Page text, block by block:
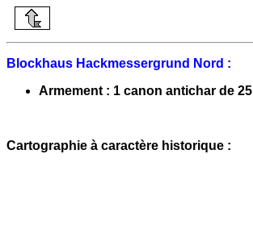
Blockhaus Hackmessergrund Nord :
Armement : 1 canon antichar de 25
Cartographie à caractère historique :